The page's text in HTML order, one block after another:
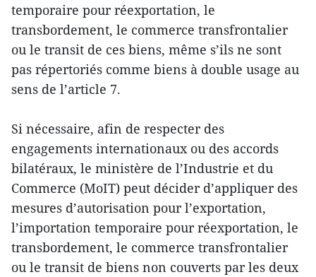
temporaire pour réexportation, le
transbordement, le commerce transfrontalier
ou le transit de ces biens, même s’ils ne sont
pas répertoriés comme biens à double usage au
sens de l’article 7.
Si nécessaire, afin de respecter des
engagements internationaux ou des accords
bilatéraux, le ministère de l’Industrie et du
Commerce (MoIT) peut décider d’appliquer des
mesures d’autorisation pour l’exportation,
l’importation temporaire pour réexportation, le
transbordement, le commerce transfrontalier
ou le transit de biens non couverts par les deux